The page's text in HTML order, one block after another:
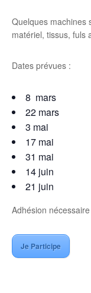
Quelques machines
matériel, tissus, fuls
Dates prévues :
8 mars
22 mars
3 mai
17 mai
31 mai
14 juin
21 juin
Adhésion
Je Participe